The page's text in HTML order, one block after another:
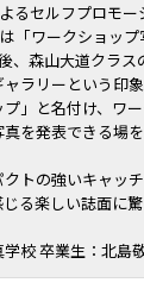
るセルフプロモー
「ワークショッ
、森山大道クラス
ラリーという印
」と名付け、ワ
を発表できる場
トの強いキャッ
る楽しい誌面に驚
校 卒業生：北島